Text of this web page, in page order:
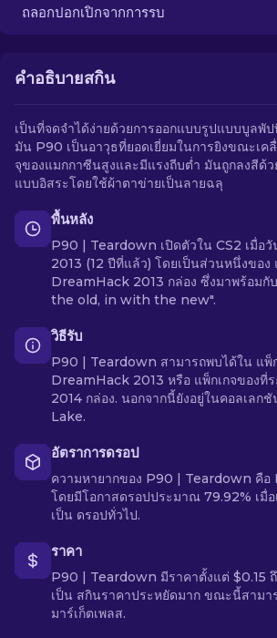
ถลอกปอกเปิกจากการรบ
คำอธิบายสกิน
เป็นที่จดจำได้ง่ายด้วยการออกแบบรูปแบบบูลพั
มัน P90 เป็นอาวุธที่ยอดเยี่ยมในการยิงขณะเค
จุของแมกกาซีนสูงและมีแรงถีบต่ำ มันถูกลงสีด้
แบบอิสระโดยใช้ผ้าตาข่ายเป็นลายฉลุ
พื้นหลัง
P90 | Teardown เปิดตัวใน CS2 เมื่อ
2013 (12 ปีที่แล้ว) โดยเป็นส่วนหนึ่งของ
DreamHack 2013 กล่อง ซึ่งมาพร้อม
the old, in with the new".
วิธีรับ
P90 | Teardown สามารถพบได้ใน แพ็
DreamHack 2013 หรือ แพ็กเกจของที่
2014 กล่อง. นอกจากนี้ยังอยู่ในคอลเลก
Lake.
อัตราการดรอป
ความหายากของ P90 | Teardown คือ
โดยมีโอกาสดรอปประมาณ 79.92% เมื่
เป็น ดรอปทั่วไป.
ราคา
P90 | Teardown มีราคาตั้งแต่ $0.15
เป็น สกินราคาประหยัดมาก ขณะนี้สามา
มาร์เก็ตเพลส.